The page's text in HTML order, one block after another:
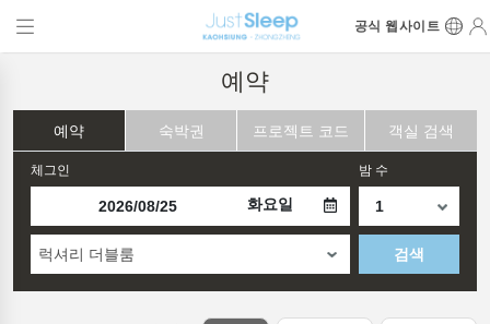
공식 웹사이트
예약
예약 숙박권 프로젝트 코드 객실 검색
체그인
화요일
밤 수
럭셔리 더블룸 검색